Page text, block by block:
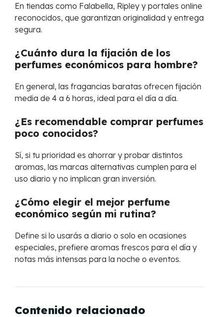
En tiendas como Falabella, Ripley y portales online
reconocidos, que garantizan originalidad y entrega
segura.
¿Cuánto dura la fijación de los
perfumes económicos para hombre?
En general, las fragancias baratas ofrecen fijación
media de 4 a 6 horas, ideal para el día a día.
¿Es recomendable comprar perfumes
poco conocidos?
Sí, si tu prioridad es ahorrar y probar distintos
aromas, las marcas alternativas cumplen para el
uso diario y no implican gran inversión.
¿Cómo elegir el mejor perfume
económico según mi rutina?
Define si lo usarás a diario o solo en ocasiones
especiales, prefiere aromas frescos para el día y
notas más intensas para la noche o eventos.
Contenido relacionado